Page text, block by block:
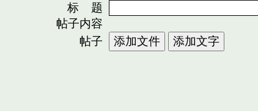
标 题
帖子内容
帖子